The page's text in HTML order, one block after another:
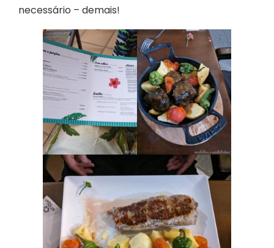
necessário – demais!